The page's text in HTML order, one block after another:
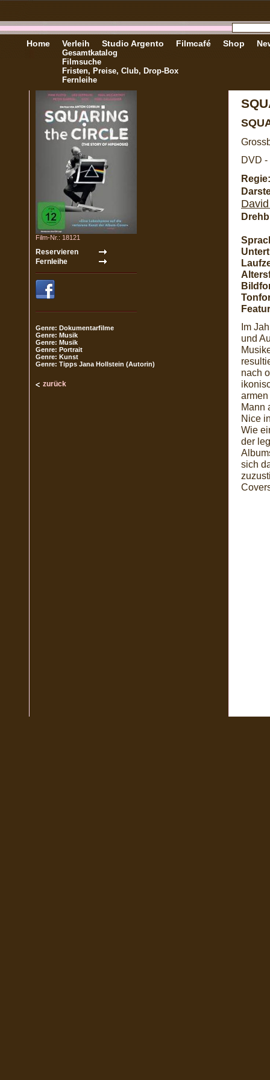
Home Verleih
Gesamtkatalog
Filmsuche
Fristen, Preise, Club, Drop-Box
Fernleihe
Studio Argento Filmcafé Shop
Film-Nr.: 18121
Genre: Dokumentarfilme
Genre: Musik
Genre: Musik
Genre: Portrait
Genre: Kunst
Genre: Tipps Jana Hollstein (Autorin)
zurück
DVD -
Regie:
Im
und
nach
Mann
Nice
Wie
der
sich